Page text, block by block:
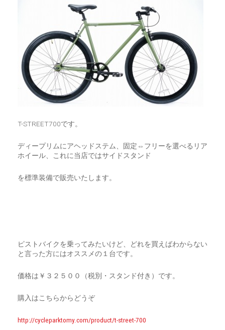
T-STREET700です。
ディープリムにアヘッドステム、固定⇔フリーを選べるリア
ホイール、これに当店ではサイドスタンド
を標準装備で販売いたします。
ピストバイクを乗ってみたいけど、どれを買えばわからない
と言った方にはオススメの１台です。
価格は￥３２５００（税別・スタンド付き）です。
購入はこちらからどうぞ
http://cycleparktomy.com/product/t-street-700